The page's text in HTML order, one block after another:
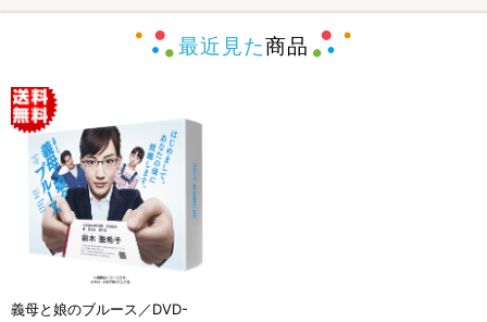
最近見た商品
義母と娘のブルース／DVD-